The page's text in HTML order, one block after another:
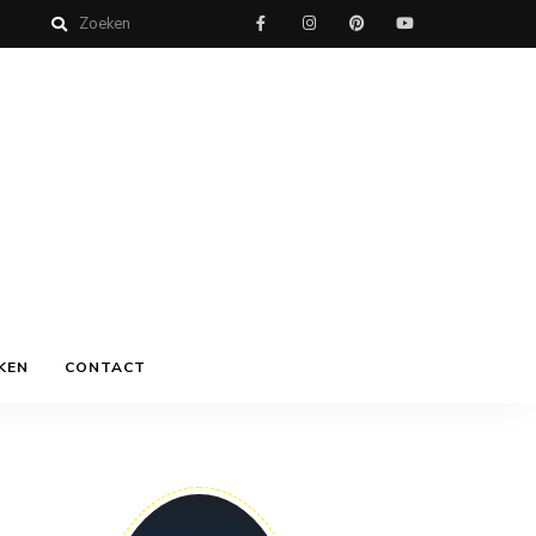
CONTACT